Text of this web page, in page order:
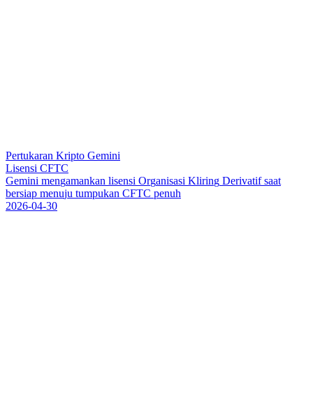
Pertukaran Kripto Gemini
Lisensi CFTC
Gemini mengamankan lisensi Organisasi Kliring Derivatif saat
bersiap menuju tumpukan CFTC penuh
2026-04-30